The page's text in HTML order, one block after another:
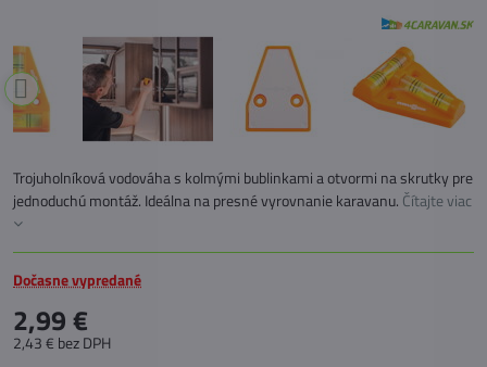
Trojuholníková vodováha s kolmými bublinkami a otvormi na skrutky pre
jednoduchú montáž. Ideálna na presné vyrovnanie karavanu. Čítajte viac
Dočasne vypredané
2,99 €
2,43 € bez DPH